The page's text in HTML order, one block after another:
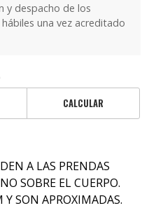
y despacho de los
una vez acreditado
CALCULAR
A LAS PRENDAS
SOBRE EL CUERPO.
Y SON APROXIMADAS.